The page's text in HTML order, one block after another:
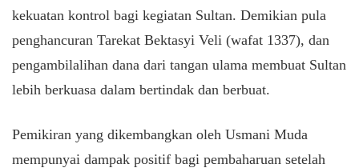
kekuatan kontrol bagi kegiatan Sultan. Demikian pula
penghancuran Tarekat Bektasyi Veli (wafat 1337), dan
pengambilalihan dana dari tangan ulama membuat Sultan
lebih berkuasa dalam bertindak dan berbuat.
Pemikiran yang dikembangkan oleh Usmani Muda
mempunyai dampak positif bagi pembaharuan setelah